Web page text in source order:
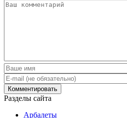
Разделы сайта
Арбалеты